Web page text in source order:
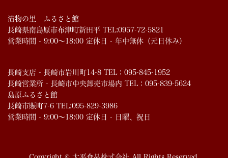
漬物の里 ふるさと館
長崎県南島原市布津町新田平 TEL:0957-72-5821
営業時間 - 9:00～18:00 定休日 - 年中無休（元日休み）
長崎支店 - 長崎市岩川町14-8 TEL：095-845-1952
長崎営業所 - 長崎市中央卸売市場内 TEL：095-839-5624
島原ふるさと館
長崎市賑町7-6 TEL:095-829-3986
営業時間 - 9:00～18:00 定休日 - 日曜、祝日